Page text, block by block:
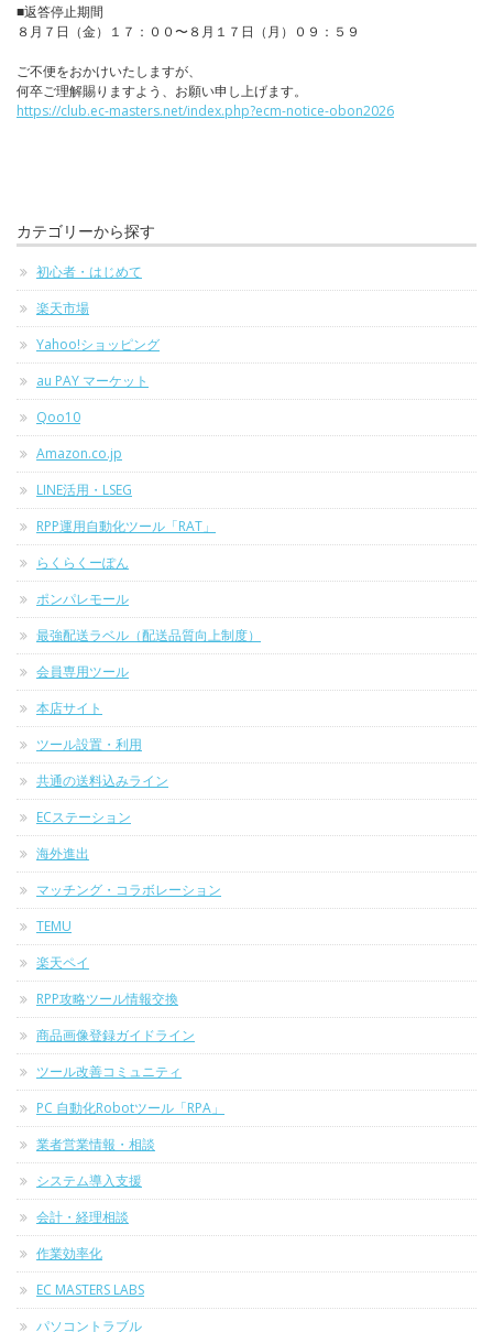
■返答停止期間
８月７日（金）１７：００〜８月１７日（月）０９：５９
ご不便をおかけいたしますが、
何卒ご理解賜りますよう、お願い申し上げます。
https://club.ec-masters.net/index.php?ecm-notice-obon2026
カテゴリーから探す
初心者・はじめて
楽天市場
Yahoo!ショッピング
au PAY マーケット
Qoo10
Amazon.co.jp
LINE活用・LSEG
RPP運用自動化ツール「RAT」
らくらくーぽん
ポンパレモール
最強配送ラベル（配送品質向上制度）
会員専用ツール
本店サイト
ツール設置・利用
共通の送料込みライン
ECステーション
海外進出
マッチング・コラボレーション
TEMU
楽天ペイ
RPP攻略ツール情報交換
商品画像登録ガイドライン
ツール改善コミュニティ
PC 自動化Robotツール「RPA」
業者営業情報・相談
システム導入支援
会計・経理相談
作業効率化
EC MASTERS LABS
パソコントラブル